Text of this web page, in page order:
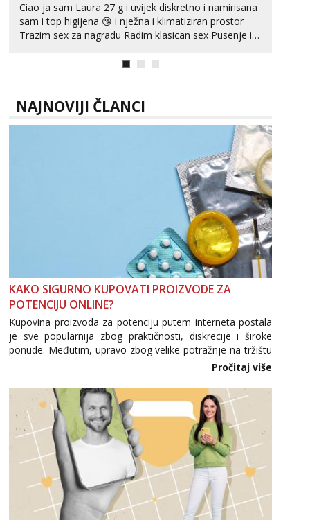
Ciao ja sam Laura 27 g i uvijek diskretno i namirisana
sam i top higijena 😘 i nježna i klimatiziran prostor
Trazim sex za nagradu Radim klasican sex Pusenje i
NAJNOVIJI ČLANCI
KAKO SIGURNO KUPOVATI PROIZVODE ZA
POTENCIJU ONLINE?
Kupovina proizvoda za potenciju putem interneta postala
je sve popularnija zbog praktičnosti, diskrecije i široke
ponude. Međutim, upravo zbog velike potražnje na tržištu
se pojavljuju i brojni krivotvoreni proizvodi, nepouzdane
internetske trgovine te proizvodi nepoznatog podrijetla. ...
Pročitaj više